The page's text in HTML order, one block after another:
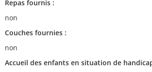
Repas fournis :
non
Couches fournies :
non
Accueil des enfants en situation de